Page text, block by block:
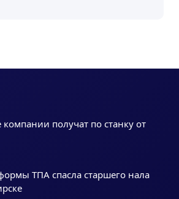
компании получат по станку от
ТПА спасла старшего нала